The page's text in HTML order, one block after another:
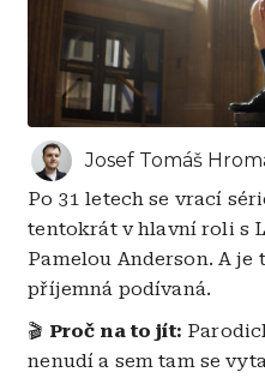
Josef Tomáš
Po 31 letech se vrací
tentokrát v hlavní roli s
Pamelou Anderson. A
příjemná podívaná.
🎬 Proč na to jít:
nenudí a sem tam se